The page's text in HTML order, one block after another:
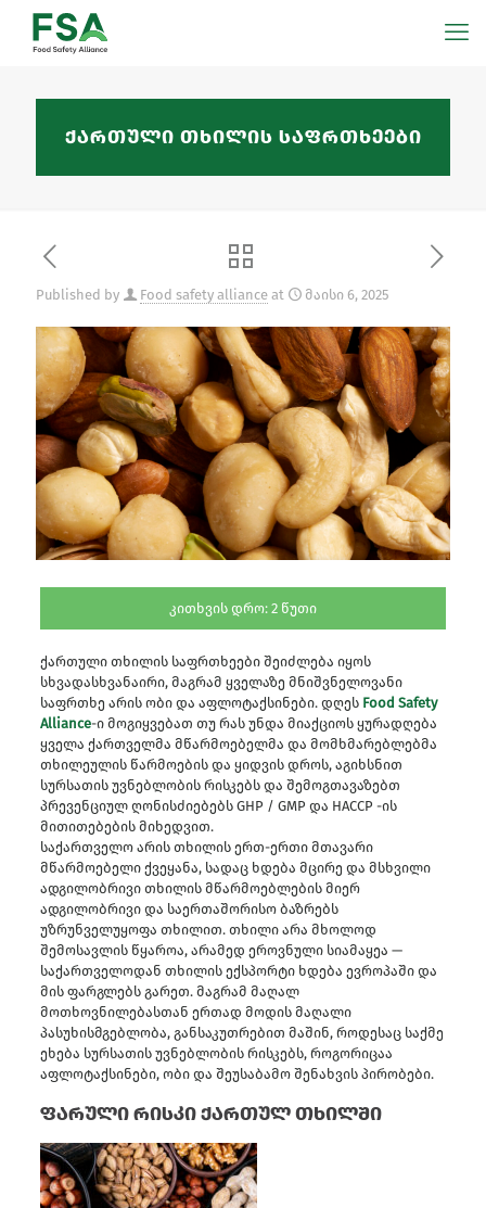
ქართული თხილის საფრთხეები
Published by Food safety alliance at მაისი 6, 2025
კითხვის დრო: 2 წუთი
ქართული თხილის საფრთხეები შეიძლება იყოს
სხვადასხვანაირი, მაგრამ ყველაზე მნიშვნელოვანი
საფრთხე არის ობი და აფლოტაქსინები. დღეს Food Safety
Alliance-ი მოგიყვებათ თუ რას უნდა მიაქციოს ყურადღება
ყველა ქართველმა მწარმოებელმა და მომხმარებლებმა
თხილეულის წარმოების და ყიდვის დროს, აგიხსნით
სურსათის უვნებლობის რისკებს და შემოგთავაზებთ
პრევენციულ ღონისძიებებს GHP / GMP და HACCP -ის
მითითებების მიხედვით.
საქართველო არის თხილის ერთ-ერთი მთავარი
მწარმოებელი ქვეყანა, სადაც ხდება მცირე და მსხვილი
ადგილობრივი თხილის მწარმოებლების მიერ
ადგილობრივი და საერთაშორისო ბაზრებს
უზრუნველუყოფა თხილით. თხილი არა მხოლოდ
შემოსავლის წყაროა, არამედ ეროვნული სიამაყეა —
საქართველოდან თხილის ექსპორტი ხდება ევროპაში და
მის ფარგლებს გარეთ. მაგრამ მაღალ
მოთხოვნილებასთან ერთად მოდის მაღალი
პასუხისმგებლობა, განსაკუთრებით მაშინ, როდესაც საქმე
ეხება სურსათის უვნებლობის რისკებს, როგორიცაა
აფლოტაქსინები, ობი და შეუსაბამო შენახვის პირობები.
ფარული რისკი ქართულ თხილში